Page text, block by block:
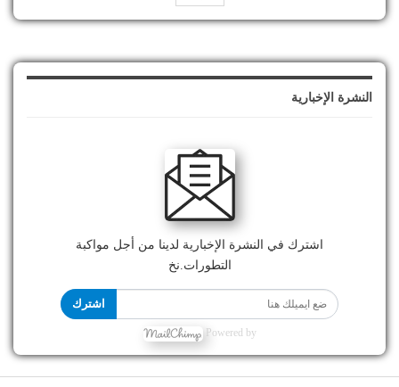
النشرة الإخبارية
اشترك في النشرة الإخبارية لدينا من أجل مواكبة
التطورات.نخ
اشترك
Powered by